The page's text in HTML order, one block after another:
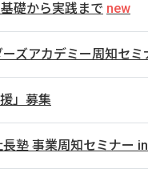
礎から実践まで
ズアカデミー周知セミ
」募集
塾 事業周知セミナー